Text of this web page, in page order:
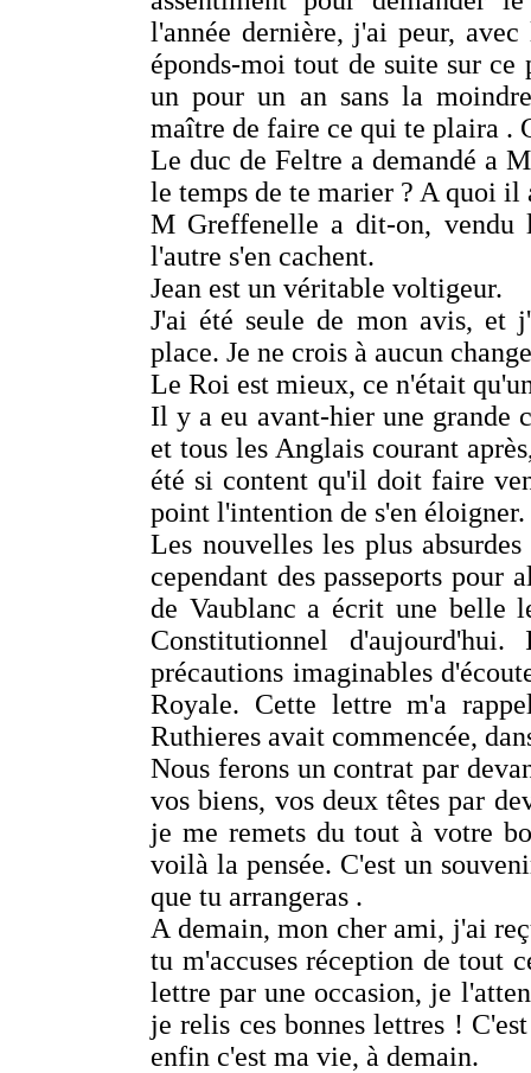
l'année dernière, j'ai peur,
éponds-moi tout de suite sur ce
un pour un an sans la
maître de faire ce qui te plaira .
Le duc de Feltre a demandé a
le temps de te marier ? A quoi il
M Greffenelle a dit-on,
l'autre s'en cachent.
Jean est un véritable voltigeur.
J'ai été seule de mon avis, et
place. Je ne crois à aucun
Le Roi est mieux, ce n'était
Il y a eu avant-hier une grande
et tous les Anglais courant
été si content qu'il doit faire
point l'intention de s'en éloigner.
Les nouvelles les plus
cependant des passeports pour
de Vaublanc a écrit une belle
Constitutionnel
précautions imaginables
Royale. Cette lettre m'a
Ruthieres avait commencée,
Nous ferons un contrat par
vos biens, vos deux têtes par
je me remets du tout à votre
voilà la pensée. C'est un
que tu arrangeras .
A demain, mon cher ami, j'ai
tu m'accuses réception de tout
lettre par une occasion, je
je relis ces bonnes lettres !
enfin c'est ma vie, à demain.